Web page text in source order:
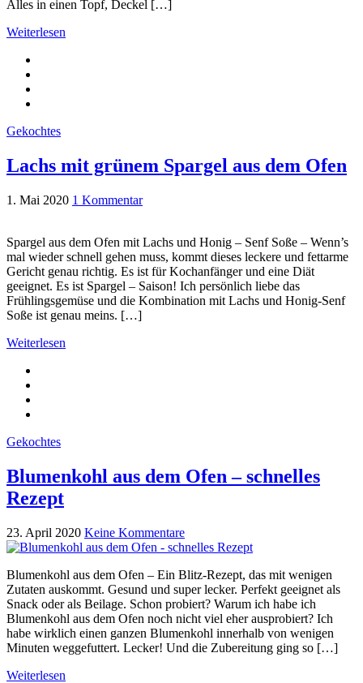
Alles in einen Topf, Deckel […]
Weiterlesen
Gekochtes
Lachs mit grünem Spargel aus dem Ofen
1. Mai 2020 1 Kommentar
Spargel aus dem Ofen mit Lachs und Honig – Senf Soße – Wenn’s
mal wieder schnell gehen muss, kommt dieses leckere und fettarme
Gericht genau richtig. Es ist für Kochanfänger und eine Diät
geeignet. Es ist Spargel – Saison! Ich persönlich liebe das
Frühlingsgemüse und die Kombination mit Lachs und Honig-Senf
Soße ist genau meins. […]
Weiterlesen
Gekochtes
Blumenkohl aus dem Ofen – schnelles
Rezept
23. April 2020 Keine Kommentare
Blumenkohl aus dem Ofen – Ein Blitz-Rezept, das mit wenigen
Zutaten auskommt. Gesund und super lecker. Perfekt geeignet als
Snack oder als Beilage. Schon probiert? Warum ich habe ich
Blumenkohl aus dem Ofen noch nicht viel eher ausprobiert? Ich
habe wirklich einen ganzen Blumenkohl innerhalb von wenigen
Minuten weggefuttert. Lecker! Und die Zubereitung ging so […]
Weiterlesen